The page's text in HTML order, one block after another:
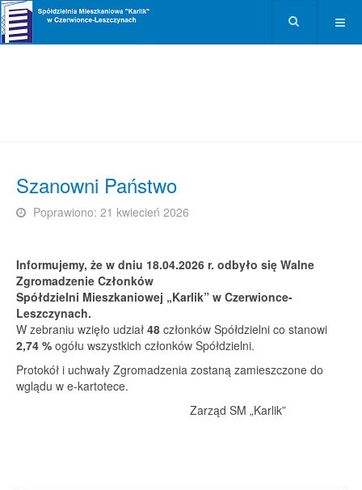
Szanowni Państwo
Poprawiono: 21 kwiecień 2026
Informujemy, że w dniu 18.04.2026 r. odbyło się Walne
Zgromadzenie Członków
Spółdzielni Mieszkaniowej „Karlik” w Czerwionce-
Leszczynach.
W zebraniu wzięło udział 48 członków Spółdzielni co stanowi
2,74 % ogółu wszystkich członków Spółdzielni.
Protokół i uchwały Zgromadzenia zostaną zamieszczone do
wglądu w e-kartotece.
Zarząd SM „Karlik”